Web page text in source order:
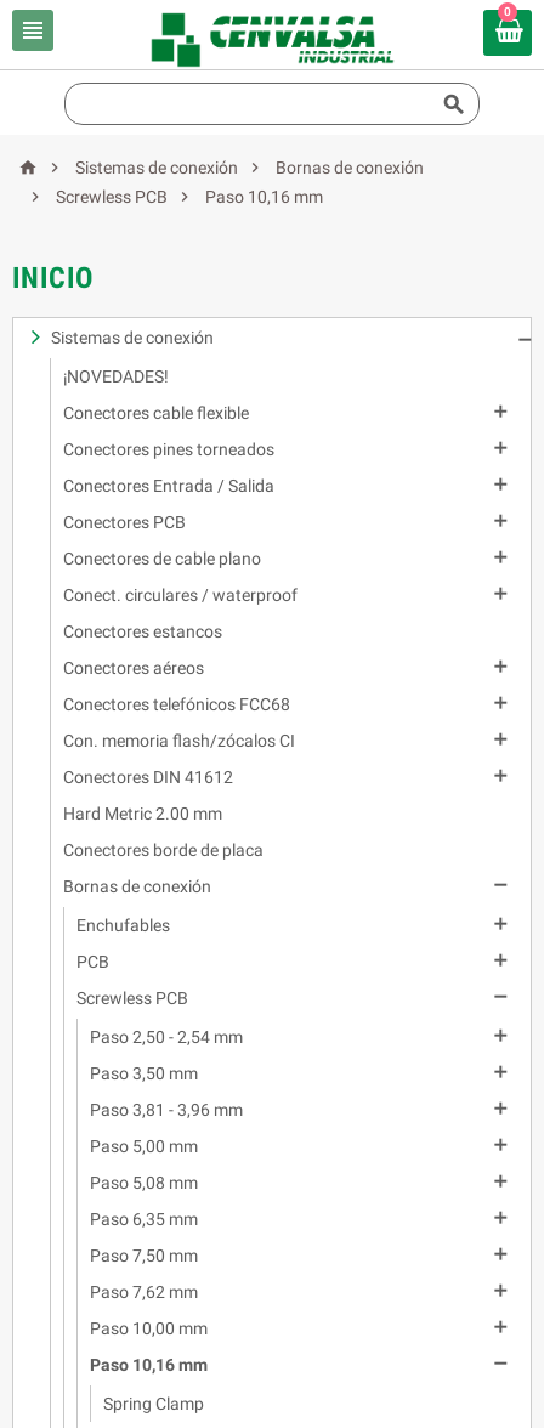

0

  Sistemas de conexión 
Bornas de conexión

Screwless PCB  Paso 10,16 mm
INICIO
Sistemas de conexión

¡NOVEDADES!
Conectores cable flexible

Conectores pines torneados

Conectores Entrada / Salida

Conectores PCB

Conectores de cable plano

Conect. circulares / waterproof

Conectores estancos
Conectores aéreos

Conectores telefónicos FCC68

Con. memoria flash/zócalos CI

Conectores DIN 41612

Hard Metric 2.00 mm
Conectores borde de placa
Bornas de conexión

Enchufables

PCB

Screwless PCB

Paso 2,50 - 2,54 mm

Paso 3,50 mm

Paso 3,81 - 3,96 mm

Paso 5,00 mm

Paso 5,08 mm

Paso 6,35 mm

Paso 7,50 mm

Paso 7,62 mm

Paso 10,00 mm

Paso 10,16 mm

Spring Clamp